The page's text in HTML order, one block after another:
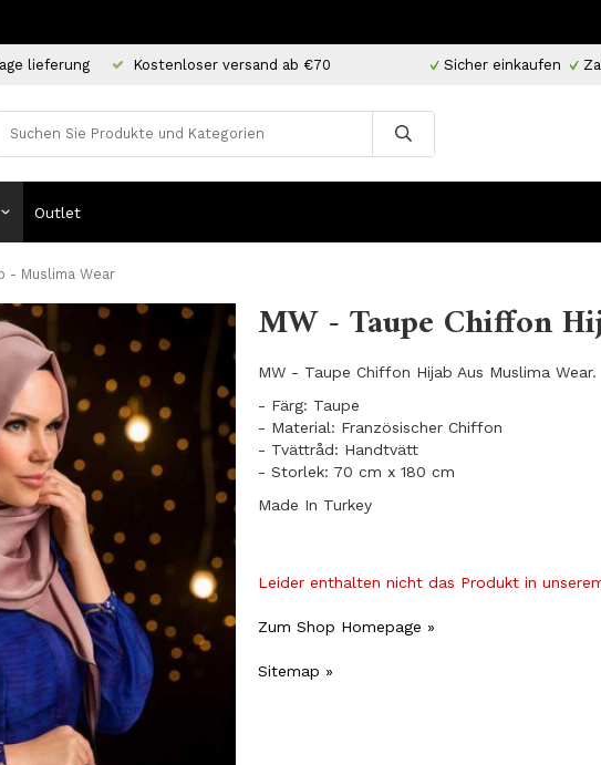
lieferung Kostenloser versand ab €70 Sicher einkaufen
Outlet
- Muslima Wear
MW - Taupe Chiffon
MW - Taupe Chiffon Hijab Aus Muslima Wear.
- Färg: Taupe
- Material: Französischer Chiffon
- Tvättråd: Handtvätt
- Storlek: 70 cm x 180 cm
Made In Turkey
Leider enthalten nicht das Produkt in
Zum Shop Homepage »
Sitemap »